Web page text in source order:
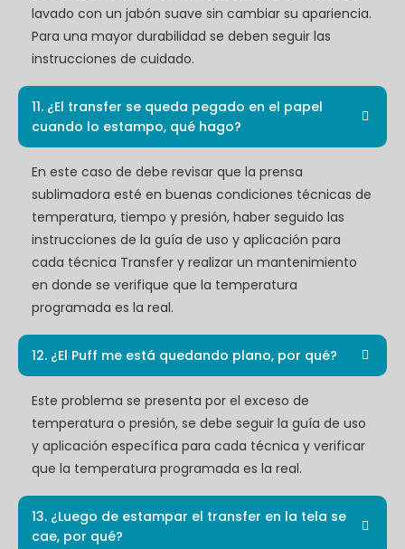
lavado con un jabón suave sin cambiar su apariencia.
Para una mayor durabilidad se deben seguir las
instrucciones de cuidado.
11. ¿El transfer se queda pegado en el papel
cuando lo estampo, qué hago?
En este caso de debe revisar que la prensa
sublimadora esté en buenas condiciones técnicas de
temperatura, tiempo y presión, haber seguido las
instrucciones de la guía de uso y aplicación para
cada técnica Transfer y realizar un mantenimiento
en donde se verifique que la temperatura
programada es la real.
12. ¿El Puff me está quedando plano, por qué?
Este problema se presenta por el exceso de
temperatura o presión, se debe seguir la guía de uso
y aplicación específica para cada técnica y verificar
que la temperatura programada es la real.
13. ¿Luego de estampar el transfer en la tela se
cae, por qué?